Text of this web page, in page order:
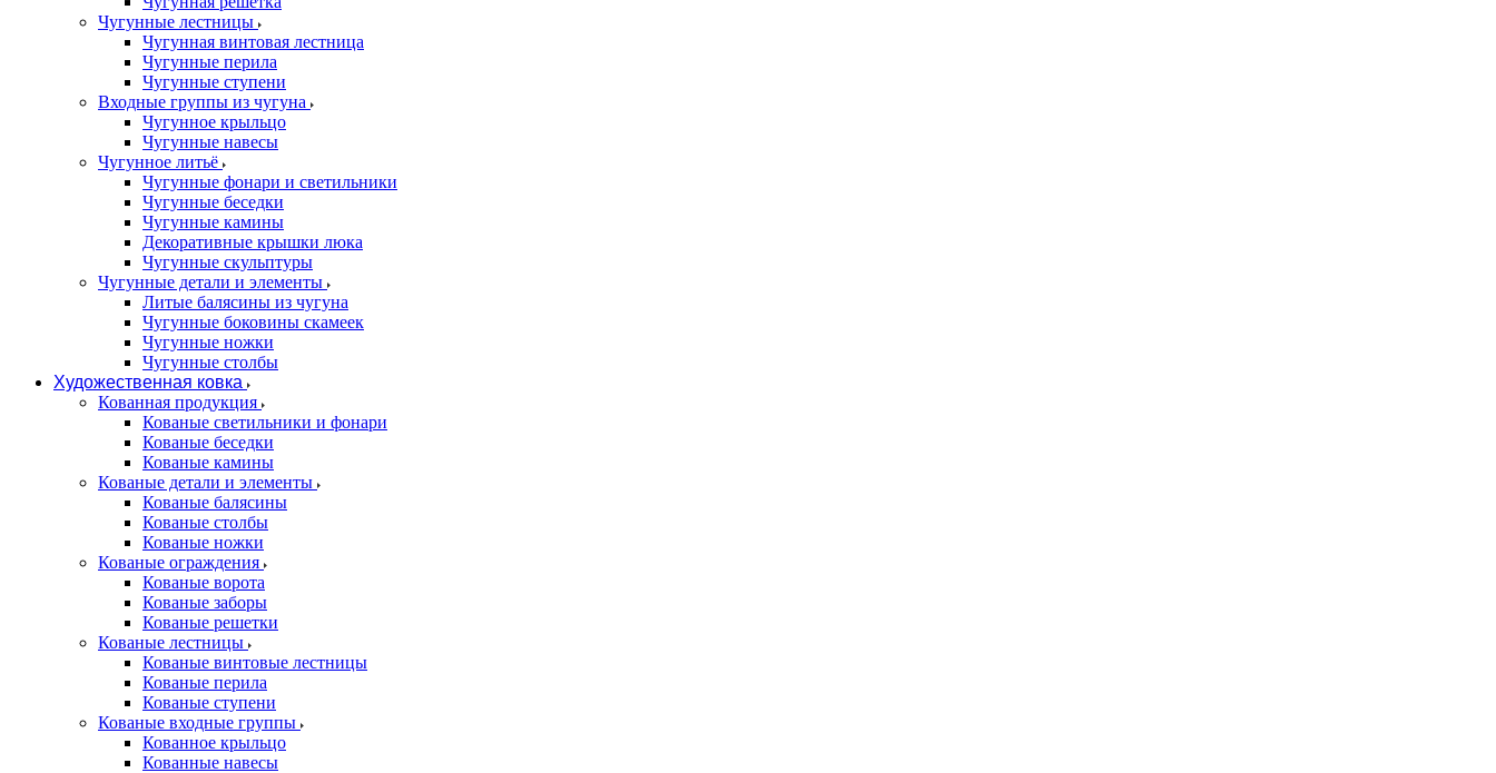
Чугунные лестницы
Чугунная винтовая лестница
Чугунные перила
Чугунные ступени
Входные группы из чугуна
Чугунное крыльцо
Чугунные навесы
Чугунное литьё
Чугунные фонари и светильники
Чугунные беседки
Чугунные камины
Декоративные крышки люка
Чугунные скульптуры
Чугунные детали и элементы
Литые балясины из чугуна
Чугунные боковины скамеек
Чугунные ножки
Чугунные столбы
Художественная ковка
Кованная продукция
Кованые светильники и фонари
Кованые беседки
Кованые камины
Кованые детали и элементы
Кованые балясины
Кованые столбы
Кованые ножки
Кованые ограждения
Кованые ворота
Кованые заборы
Кованые решетки
Кованые лестницы
Кованые винтовые лестницы
Кованые перила
Кованые ступени
Кованые входные группы
Кованное крыльцо
Кованные навесы